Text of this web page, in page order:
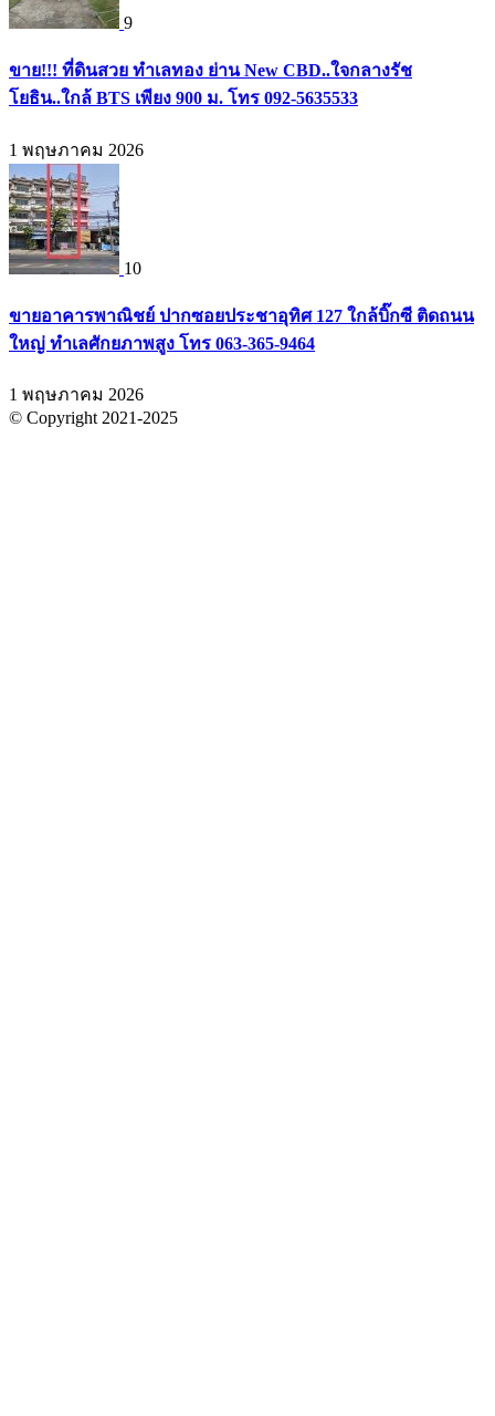
9
ขาย!!! ที่ดินสวย ทำเลทอง ย่าน New CBD..ใจกลางรัช
โยธิน..ใกล้ BTS เพียง 900 ม. โทร 092-5635533
1 พฤษภาคม 2026
10
ขายอาคารพาณิชย์ ปากซอยประชาอุทิศ 127 ใกล้บิ๊กซี ติดถนน
ใหญ่ ทำเลศักยภาพสูง โทร 063-365-9464
1 พฤษภาคม 2026
© Copyright 2021-2025